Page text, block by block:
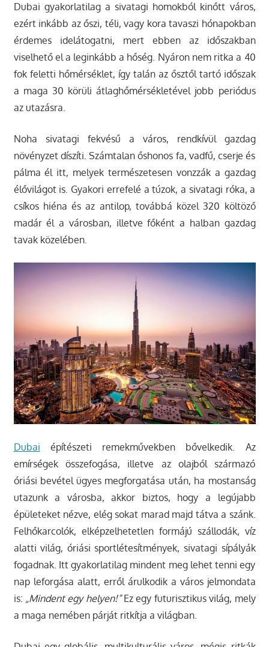
Dubai gyakorlatilag a sivatagi homokból kinőtt város,
ezért inkább az őszi, téli, vagy kora tavaszi hónapokban
érdemes idelátogatni, mert ebben az időszakban
viselhető el a leginkább a hőség. Nyáron nem ritka a 40
fok feletti hőmérséklet, így talán az ősztől tartó időszak
a maga 30 körüli átlaghőmérsékletével jobb periódus
az utazásra.
Noha sivatagi fekvésű a város, rendkívül gazdag
növényzet díszíti. Számtalan őshonos fa, vadfű, cserje és
pálma él itt, melyek természetesen vonzzák a gazdag
élővilágot is. Gyakori errefelé a túzok, a sivatagi róka, a
csíkos hiéna és az antilop, továbbá közel 320 költöző
madár él a városban, illetve főként a halban gazdag
tavak közelében.
Dubai építészeti remekművekben bővelkedik. Az
emírségek összefogása, illetve az olajból származó
óriási bevétel ügyes megforgatása után, ha mostanság
utazunk a városba, akkor biztos, hogy a legújabb
épületeket nézve, elég sokat marad majd tátva a szánk.
Felhőkarcolók, elképzelhetetlen formájú szállodák, víz
alatti világ, óriási sportlétesítmények, sivatagi sípályák
fogadnak. Itt gyakorlatilag mindent meg lehet tenni egy
nap leforgása alatt, erről árulkodik a város jelmondata
is: „Mindent egy helyen!”Ez egy futurisztikus világ, mely
a maga nemében párját ritkítja a világban.